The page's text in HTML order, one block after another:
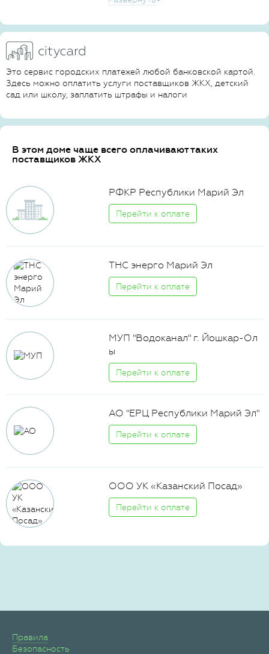
Это сервис городских платежей любой банковской картой.
Здесь можно оплатить услуги поставщиков ЖКХ, детский
сад или школу, заплатить штрафы и налоги
В этом доме чаще всего оплачивают таких
поставщиков ЖКХ
РФКР Республики Марий Эл
Перейти к оплате
ТНС энерго Марий Эл
Перейти к оплате
МУП "Водоканал" г. Йошкар-Ол
ы
Перейти к оплате
АО "ЕРЦ Республики Марий Эл"
Перейти к оплате
ООО УК «Казанский Посад»
Перейти к оплате
Правила
Безопасность